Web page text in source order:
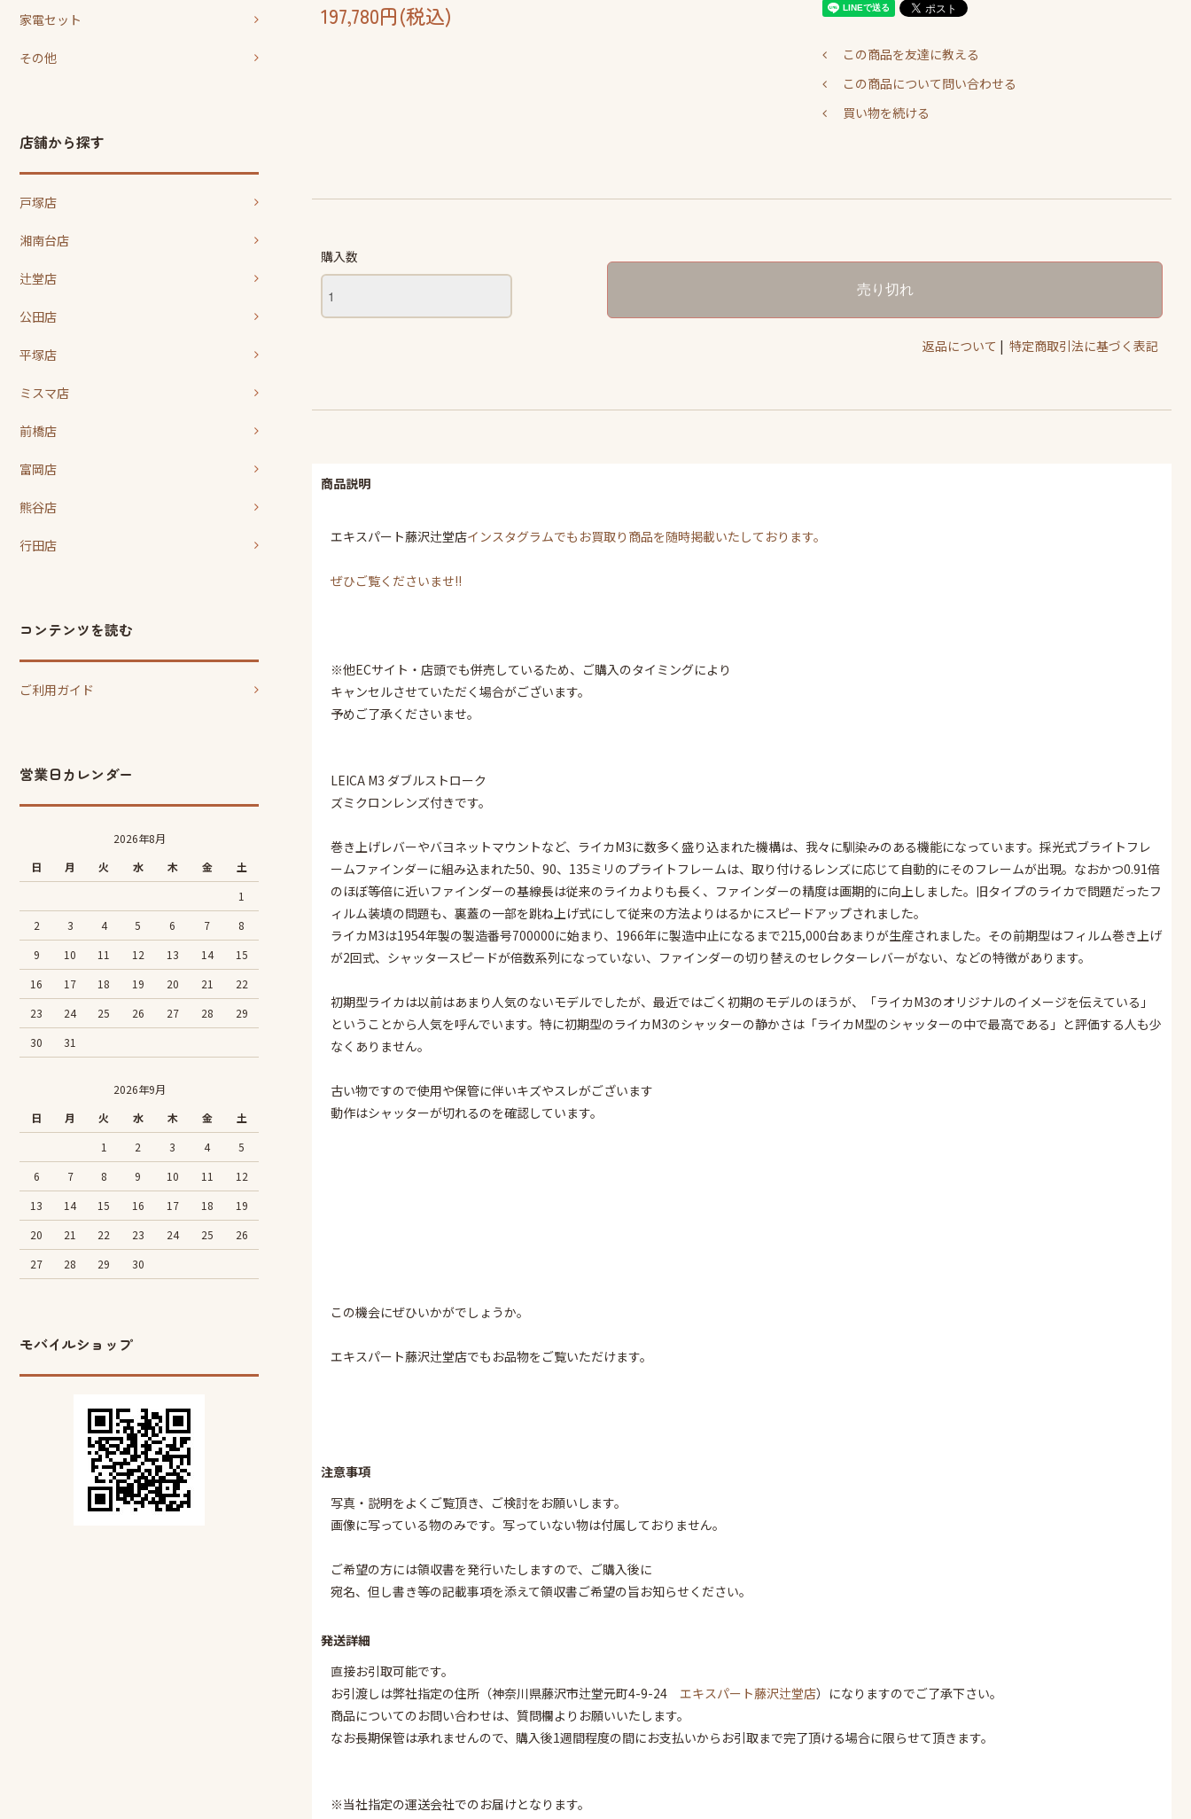
家電セット
その他
店舗から探す
戸塚店
湘南台店
辻堂店
公田店
平塚店
ミスマ店
前橋店
富岡店
熊谷店
行田店
コンテンツを読む
ご利用ガイド
営業日カレンダー
2026年8月
日
月 火 水 木 金
土
1
2
3 4 5 6 7
8
9
10 11 12 13 14
15
16
17 18 19 20 21
22
23
24 25 26 27 28
29
30
31
2026年9月
日
月 火 水 木 金
土
1
2 3 4
5
6
7 8 9 10 11
12
13
14 15 16 17 18
19
20
21 22 23 24 25
26
27
28 29 30
モバイルショップ
197,780円(税込)
この商品を友達に教える
この商品について問い合わせる
買い物を続ける
購入数
返品について | 特定商取引法に基づく表記
商品説明
エキスパート藤沢辻堂店インスタグラムでもお買取り商品を随時掲載いたしております。
ぜひご覧くださいませ!!
※他ECサイト・店頭でも併売しているため、ご購入のタイミングにより
キャンセルさせていただく場合がございます。
予めご了承くださいませ。
LEICA M3 ダブルストローク
ズミクロンレンズ付きです。
巻き上げレバーやバヨネットマウントなど、ライカM3に数多く盛り込まれた機構は、我々に馴染みのある機能になっています。採光式ブライトフレ
ームファインダーに組み込まれた50、90、135ミリのプライトフレームは、取り付けるレンズに応じて自動的にそのフレームが出現。なおかつ0.91倍
のほぼ等倍に近いファインダーの基線長は従来のライカよりも長く、ファインダーの精度は画期的に向上しました。旧タイプのライカで問題だったフ
ィルム装填の問題も、裏蓋の一部を跳ね上げ式にして従来の方法よりはるかにスピードアップされました。
ライカM3は1954年製の製造番号700000に始まり、1966年に製造中止になるまで215,000台あまりが生産されました。その前期型はフィルム巻き上げ
が2回式、シャッタースピードが倍数系列になっていない、ファインダーの切り替えのセレクターレバーがない、などの特徴があります。
初期型ライカは以前はあまり人気のないモデルでしたが、最近ではごく初期のモデルのほうが、「ライカM3のオリジナルのイメージを伝えている」
ということから人気を呼んでいます。特に初期型のライカM3のシャッターの静かさは「ライカM型のシャッターの中で最高である」と評価する人も少
なくありません。
古い物ですので使用や保管に伴いキズやスレがございます
動作はシャッターが切れるのを確認しています。
この機会にぜひいかがでしょうか。
エキスパート藤沢辻堂店でもお品物をご覧いただけます。
注意事項
写真・説明をよくご覧頂き、ご検討をお願いします。
画像に写っている物のみです。写っていない物は付属しておりません。
ご希望の方には領収書を発行いたしますので、ご購入後に
宛名、但し書き等の記載事項を添えて領収書ご希望の旨お知らせください。
発送詳細
直接お引取可能です。
お引渡しは弊社指定の住所（神奈川県藤沢市辻堂元町4-9-24 エキスパート藤沢辻堂店）になりますのでご了承下さい。
商品についてのお問い合わせは、質問欄よりお願いいたします。
なお長期保管は承れませんので、購入後1週間程度の間にお支払いからお引取まで完了頂ける場合に限らせて頂きます。
※当社指定の運送会社でのお届けとなります。